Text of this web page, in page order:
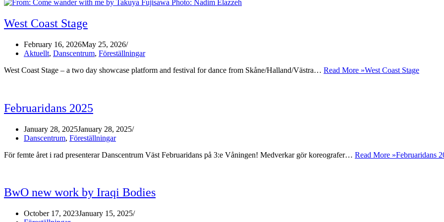
West Coast Stage
February 16, 2026May 25, 2026
Aktuellt, Danscentrum, Föreställningar
West Coast Stage – a two day showcase platform and festival for dance from Skåne/Halland/Västra… Read More »West Coast Stage
Februaridans 2025
January 28, 2025January 28, 2025
Danscentrum, Föreställningar
För femte året i rad presenterar Danscentrum Väst Februaridans på 3:e Våningen! Medverkar gör koreografer… Read More »Februaridans
BwO new work by Iraqi Bodies
October 17, 2023January 15, 2025